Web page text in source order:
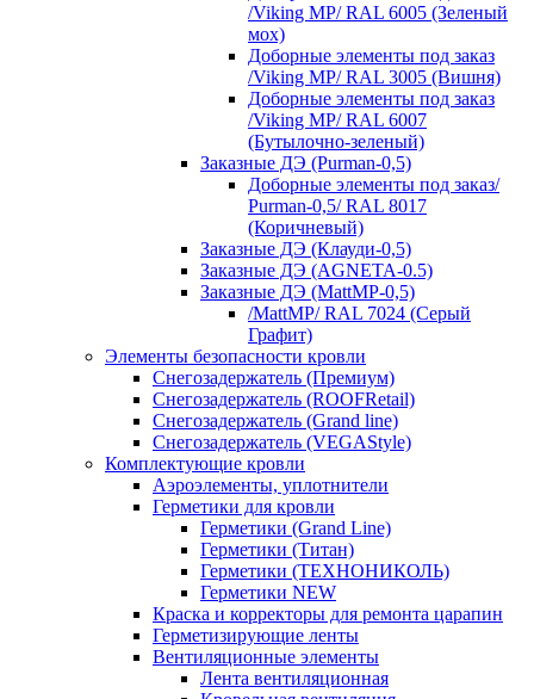
/Viking MP/ RAL 6005 (Зеленый
мох)
Доборные элементы под заказ
/Viking MP/ RAL 3005 (Вишня)
Доборные элементы под заказ
/Viking MP/ RAL 6007
(Бутылочно-зеленый)
Заказные ДЭ (Purman-0,5)
Доборные элементы под заказ/
Purman-0,5/ RAL 8017
(Коричневый)
Заказные ДЭ (Клауди-0,5)
Заказные ДЭ (AGNETA-0.5)
Заказные ДЭ (MattMP-0,5)
/MattMP/ RAL 7024 (Серый
Графит)
Элементы безопасности кровли
Снегозадержатель (Премиум)
Снегозадержатель (ROOFRetail)
Снегозадержатель (Grand line)
Снегозадержатель (VEGAStyle)
Комплектующие кровли
Аэроэлементы, уплотнители
Герметики для кровли
Герметики (Grand Line)
Герметики (Титан)
Герметики (ТЕХНОНИКОЛЬ)
Герметики NEW
Краска и корректоры для ремонта царапин
Герметизирующие ленты
Вентиляционные элементы
Лента вентиляционная